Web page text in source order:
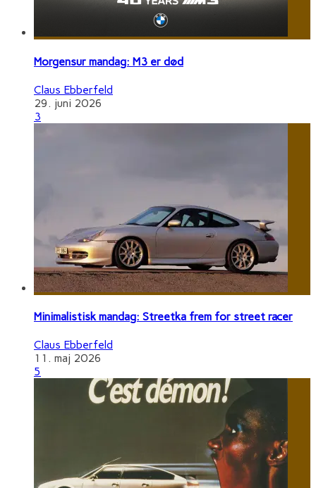
Morgensur mandag: M3 er død
Claus Ebberfeld
29. juni 2026
3
Minimalistisk mandag: Streetka frem for street racer
Claus Ebberfeld
11. maj 2026
5